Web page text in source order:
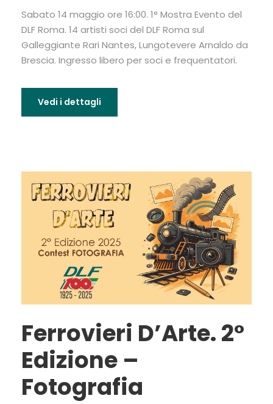
Sabato 14 maggio ore 16:00. 1° Mostra Evento del
DLF Roma. 14 artisti soci del DLF Roma sul
Galleggiante Rari Nantes, Lungotevere Arnaldo da
Brescia. Ingresso libero per soci e frequentatori.
Vedi i dettagli
Ferrovieri D’Arte. 2°
Edizione –
Fotografia